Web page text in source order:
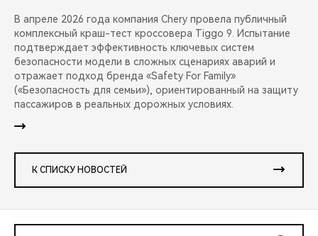
В апреле 2026 года компания Chery провела публичный
комплексный краш-тест кроссовера Tiggo 9. Испытание
подтверждает эффективность ключевых систем
безопасности модели в сложных сценариях аварий и
отражает подход бренда «Safety For Family»
(«Безопасность для семьи»), ориентированный на защиту
пассажиров в реальных дорожных условиях.
К СПИСКУ НОВОСТЕЙ